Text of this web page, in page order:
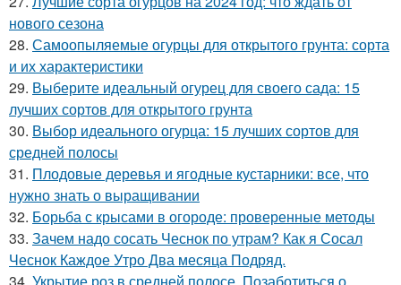
нового сезона
28. Самоопыляемые огурцы для открытого грунта: сорта
и их характеристики
29. Выберите идеальный огурец для своего сада: 15
лучших сортов для открытого грунта
30. Выбор идеального огурца: 15 лучших сортов для
средней полосы
31. Плодовые деревья и ягодные кустарники: все, что
нужно знать о выращивании
32. Борьба с крысами в огороде: проверенные методы
33. Зачем надо сосать Чеснок по утрам? Как я Сосал
Чеснок Каждое Утро Два месяца Подряд.
34. Укрытие роз в средней полосе. Позаботиться о